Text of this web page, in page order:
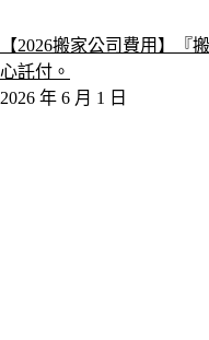
【2026搬家公司費用】『
心託付。
2026 年 6 月 1 日